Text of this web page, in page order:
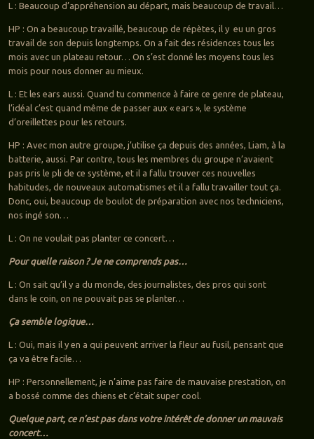
L : Beaucoup d’appréhension au départ, mais beaucoup de travail…
HP : On a beaucoup travaillé, beaucoup de répètes, il y eu un gros
travail de son depuis longtemps. On a fait des résidences tous les
mois avec un plateau retour… On s’est donné les moyens tous les
mois pour nous donner au mieux.
L : Et les ears aussi. Quand tu commence à faire ce genre de plateau,
l’idéal c’est quand même de passer aux « ears », le système
d’oreillettes pour les retours.
HP : Avec mon autre groupe, j’utilise ça depuis des années, Liam, à la
batterie, aussi. Par contre, tous les membres du groupe n’avaient
pas pris le pli de ce système, et il a fallu trouver ces nouvelles
habitudes, de nouveaux automatismes et il a fallu travailler tout ça.
Donc, oui, beaucoup de boulot de préparation avec nos techniciens,
nos ingé son…
L : On ne voulait pas planter ce concert…
Pour quelle raison ? Je ne comprends pas…
L : On sait qu’il y a du monde, des journalistes, des pros qui sont
dans le coin, on ne pouvait pas se planter…
Ça semble logique…
L : Oui, mais il y en a qui peuvent arriver la fleur au fusil, pensant que
ça va être facile…
HP : Personnellement, je n’aime pas faire de mauvaise prestation, on
a bossé comme des chiens et c’était super cool.
Quelque part, ce n’est pas dans votre intérêt de donner un mauvais
concert…